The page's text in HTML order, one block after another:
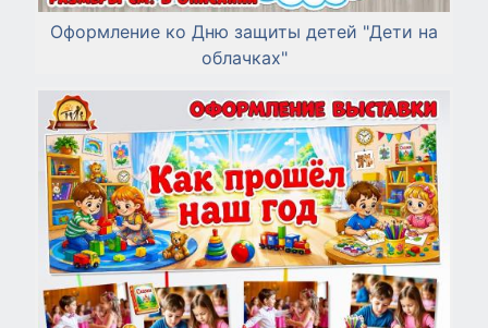
Оформление ко Дню защиты детей "Дети на
облачках"